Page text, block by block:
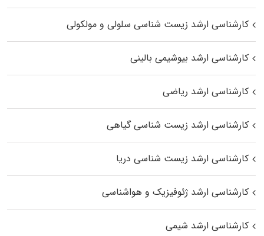
کارشناسی ارشد زیست شناسی سلولی و مولکولی
کارشناسی ارشد بیوشیمی بالینی
کارشناسی ارشد ریاضی
کارشناسی ارشد زیست‌ شناسی گیاهی
کارشناسی ارشد زیست‌ شناسی دریا
کارشناسی ارشد ژئوفیزیک و هواشناسی
کارشناسی ارشد شیمی